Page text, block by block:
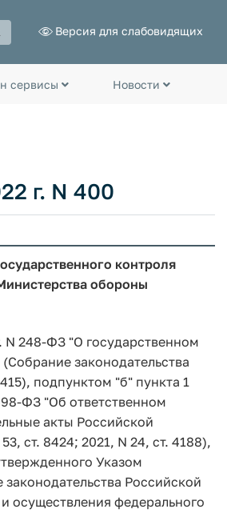
Версия для слабовидящих
сервисы Новости
г. N 400
контроля
обороны
N 248-ФЗ "О государственном
законодательства
подпунктом "б" пункта 1
ФЗ "Об ответственном
акты Российской
ст. 8424; 2021, N 24, ст. 4188),
Указом
Российской
осуществления федерального